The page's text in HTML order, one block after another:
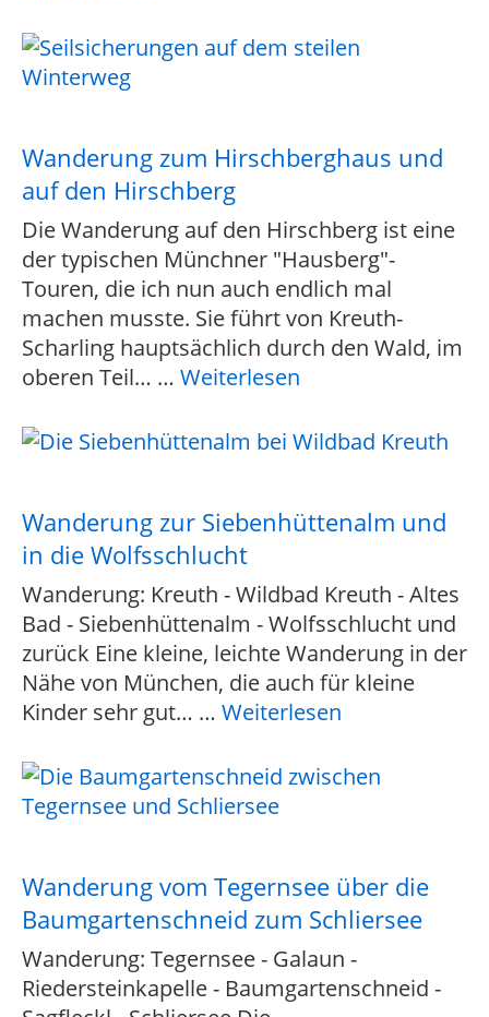
Wanderung zum Hirschberghaus und
auf den Hirschberg
Die Wanderung auf den Hirschberg ist eine
der typischen Münchner "Hausberg"-
Touren, die ich nun auch endlich mal
machen musste. Sie führt von Kreuth-
Scharling hauptsächlich durch den Wald, im
oberen Teil… … Weiterlesen
Wanderung zur Siebenhüttenalm und
in die Wolfsschlucht
Wanderung: Kreuth - Wildbad Kreuth - Altes
Bad - Siebenhüttenalm - Wolfsschlucht und
zurück Eine kleine, leichte Wanderung in der
Nähe von München, die auch für kleine
Kinder sehr gut… … Weiterlesen
Wanderung vom Tegernsee über die
Baumgartenschneid zum Schliersee
Wanderung: Tegernsee - Galaun -
Riedersteinkapelle - Baumgartenschneid -